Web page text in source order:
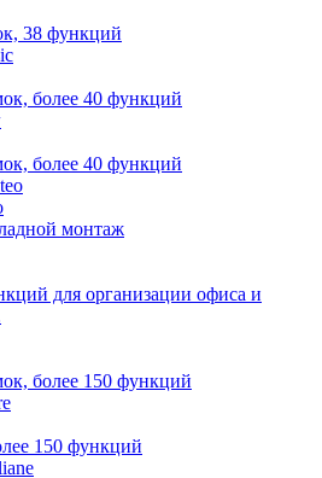
38 функций
более 40 функций
более 40 функций
монтаж
для организации офиса и
более 150 функций
150 функций